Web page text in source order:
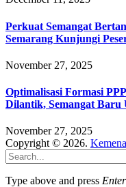
Perkuat Semangat
Semarang Kunjungi
November 27, 2025
Optimalisasi Formasi
Dilantik, Semangat
November 27, 2025
Copyright © 2026.
Type above and press Enter